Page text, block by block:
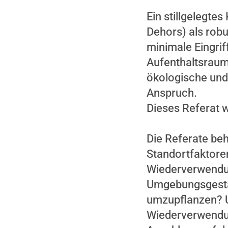
Ein stillgelegtes
Dehors) als
minimale
ökologische
Anspruch.
Dieses Referat
Die Referate
umzupflanzen?